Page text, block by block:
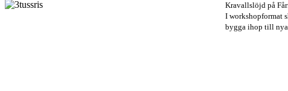
Kravallslöjd på
I workshopformat
bygga ihop till nya